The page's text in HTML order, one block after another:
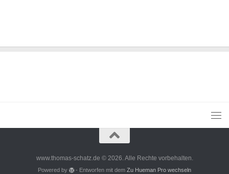
www.thomas-schatz.de © 2026. Alle Rechte vorbehalten.
Powered by - Entworfen mit demZu Hueman Pro wechseln